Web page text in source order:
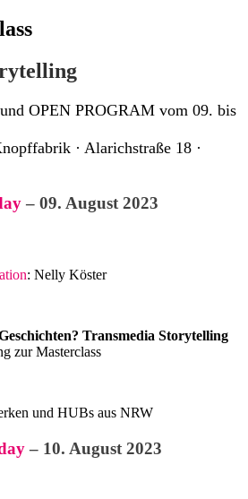
OPEN PROGRAM vom 09. bis
· Alarichstraße 18 ·
– 09. August 2023
: Nelly Köster
Transmedia Storytelling
zur Masterclass
und HUBs aus NRW
– 10. August 2023